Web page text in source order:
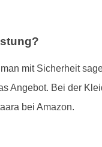
mit Sicherheit
Angebot. Bei der
bei Amazon.